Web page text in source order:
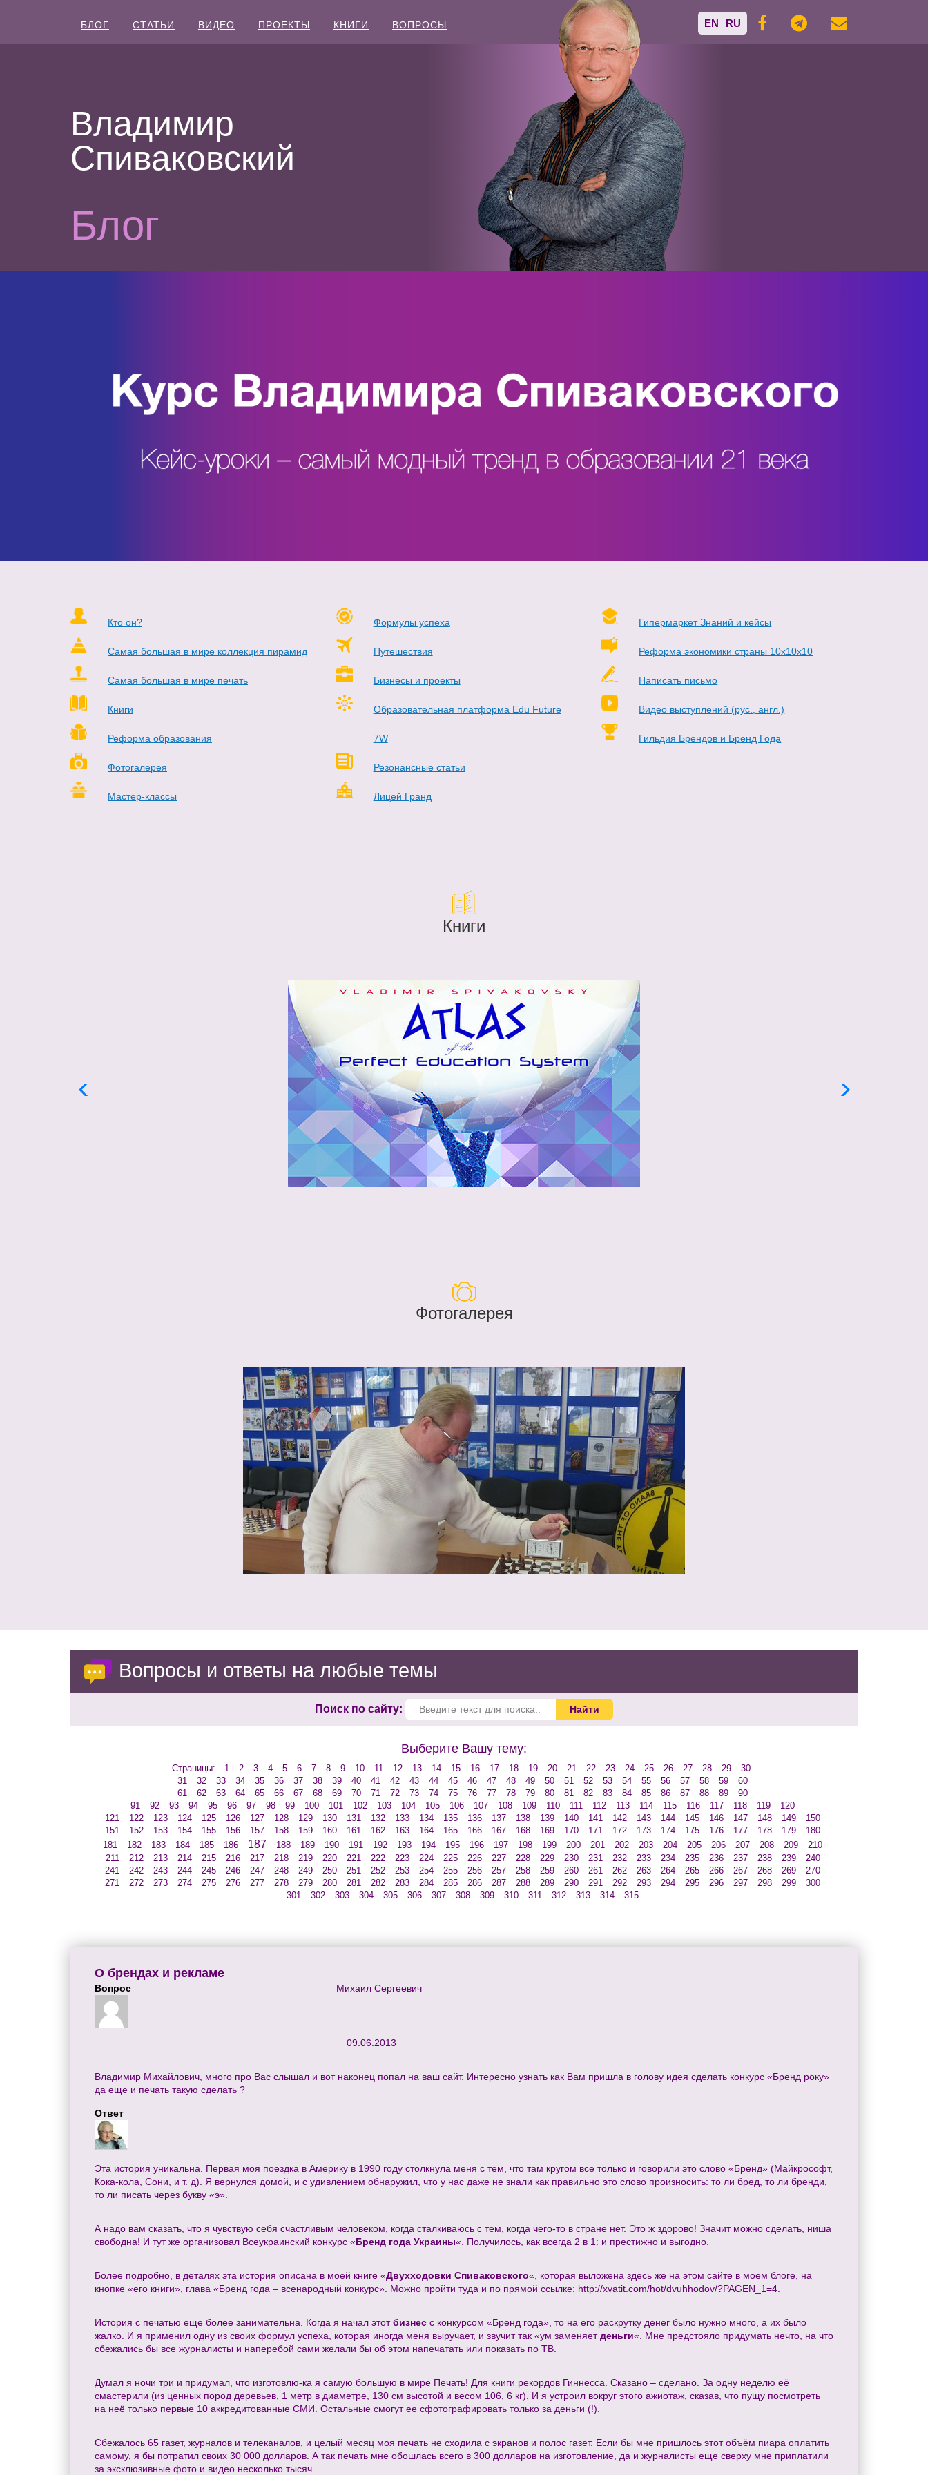
БЛОГ СТАТЬИ ВИДЕО ПРОЕКТЫ КНИГИ ВОПРОСЫ EN RU
Владимир
Спиваковский
Блог
Кто он?
Самая большая в мире коллекция пирамид
Самая большая в мире печать
Книги
Реформа образования
Фотогалерея
Мастер-классы
Формулы успеха
Путешествия
Бизнесы и проекты
Образовательная платформа Edu Future
7W
Резонансные статьи
Лицей Гранд
Гипермаркет Знаний и кейсы
Реформа экономики страны 10х10х10
Написать письмо
Видео выступлений (рус., англ.)
Гильдия Брендов и Бренд Года
Книги
Фотогалерея
Вопросы и ответы на любые темы
Поиск по сайту:
Выберите Вашу тему:
Страницы: 1 2 3 4 5 6 7 8 9 10 11 12 13 14 15 16 17 18 19 20 21 22 23 24 25 26 27 28 29
30
31
32 33 34 35 36 37 38 39 40 41 42 43 44 45 46 47 48 49 50 51 52 53 54 55 56 57 58 59
60
61
62 63 64 65 66 67 68 69 70 71 72 73 74 75 76 77 78 79 80 81 82 83 84 85 86 87 88 89
90
91
92 93 94 95 96 97 98 99 100 101 102 103 104 105 106 107 108 109 110 111 112 113 114 115 116 117 118 119
120
121
122 123 124 125 126 127 128 129 130 131 132 133 134 135 136 137 138 139 140 141 142 143 144 145 146 147 148 149
150
151
152 153 154 155 156 157 158 159 160 161 162 163 164 165 166 167 168 169 170 171 172 173 174 175 176 177 178 179
180
181
182 183 184 185 186 187 188 189 190 191 192 193 194 195 196 197 198 199 200 201 202 203 204 205 206 207 208 209
210
211
212 213 214 215 216 217 218 219 220 221 222 223 224 225 226 227 228 229 230 231 232 233 234 235 236 237 238 239
240
241
242 243 244 245 246 247 248 249 250 251 252 253 254 255 256 257 258 259 260 261 262 263 264 265 266 267 268 269
270
271
272 273 274 275 276 277 278 279 280 281 282 283 284 285 286 287 288 289 290 291 292 293 294 295 296 297 298 299
300
301
302 303 304 305 306 307 308 309 310 311 312 313 314 315
О брендах и рекламе
Вопрос Михаил Сергеевич
09.06.2013
Владимир Михайлович, много про Вас слышал и вот наконец попал на ваш сайт. Интересно узнать как Вам пришла в голову идея сделать конкурс «Бренд року»
да еще и печать такую сделать ?
Ответ
Эта история уникальна. Первая моя поездка в Америку в 1990 году столкнула меня с тем, что там кругом все только и говорили это слово «Бренд» (Майкрософт,
Кока-кола, Сони, и т. д). Я вернулся домой, и с удивлением обнаружил, что у нас даже не знали как правильно это слово произносить: то ли бред, то ли бренди,
то ли писать через букву «э».
А надо вам сказать, что я чувствую себя счастливым человеком, когда сталкиваюсь с тем, когда чего-то в стране нет. Это ж здорово! Значит можно сделать, ниша
свободна! И тут же организовал Всеукраинский конкурс «Бренд года Украины«. Получилось, как всегда 2 в 1: и престижно и выгодно.
Более подробно, в деталях эта история описана в моей книге «Двухходовки Спиваковского«, которая выложена здесь же на этом сайте в моем блоге, на
кнопке «его книги», глава «Бренд года – всенародный конкурс». Можно пройти туда и по прямой ссылке: http://xvatit.com/hot/dvuhhodov/?PAGEN_1=4.
История с печатью еще более занимательна. Когда я начал этотбизнес с конкурсом «Бренд года», то на его раскрутку денег было нужно много, а их было
жалко. И я применил одну из своих формул успеха, которая иногда меня выручает, и звучит так «ум заменяетденьги«. Мне предстояло придумать нечто, на что
сбежались бы все журналисты и наперебой сами желали бы об этом напечатать или показать по ТВ.
Думал я ночи три и придумал, что изготовлю-ка я самую большую в мире Печать! Для книги рекордов Гиннесса. Сказано – сделано. За одну неделю её
смастерили (из ценных пород деревьев, 1 метр в диаметре, 130 см высотой и весом 106, 6 кг). И я устроил вокруг этого ажиотаж, сказав, что пущу посмотреть
на неё только первые 10 аккредитованные СМИ. Остальные смогут ее сфотографировать только за деньги (!).
Сбежалось 65 газет, журналов и телеканалов, и целый месяц моя печать не сходила с экранов и полос газет. Если бы мне пришлось этот объём пиара оплатить
самому, я бы потратил своих 30 000 долларов. А так печать мне обошлась всего в 300 долларов на изготовление, да и журналисты еще сверху мне приплатили
за эксклюзивные фото и видео несколько тысяч.